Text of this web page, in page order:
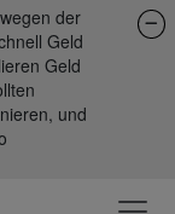
der
Geld
Geld
und